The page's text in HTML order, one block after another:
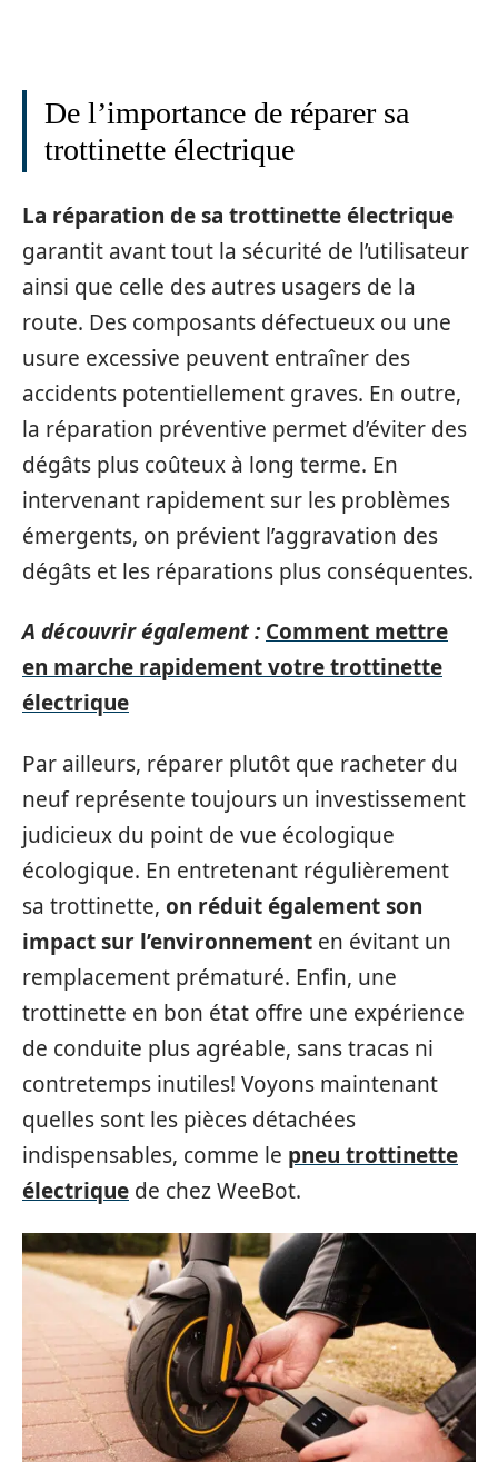
De l’importance de réparer sa
trottinette électrique
La réparation de sa trottinette électrique
garantit avant tout la sécurité de l’utilisateur
ainsi que celle des autres usagers de la
route. Des composants défectueux ou une
usure excessive peuvent entraîner des
accidents potentiellement graves. En outre,
la réparation préventive permet d’éviter des
dégâts plus coûteux à long terme. En
intervenant rapidement sur les problèmes
émergents, on prévient l’aggravation des
dégâts et les réparations plus conséquentes.
A découvrir également : Comment mettre
en marche rapidement votre trottinette
électrique
Par ailleurs, réparer plutôt que racheter du
neuf représente toujours un investissement
judicieux du point de vue écologique
écologique. En entretenant régulièrement
sa trottinette, on réduit également son
impact sur l’environnement en évitant un
remplacement prématuré. Enfin, une
trottinette en bon état offre une expérience
de conduite plus agréable, sans tracas ni
contretemps inutiles! Voyons maintenant
quelles sont les pièces détachées
indispensables, comme le pneu trottinette
électrique de chez WeeBot.